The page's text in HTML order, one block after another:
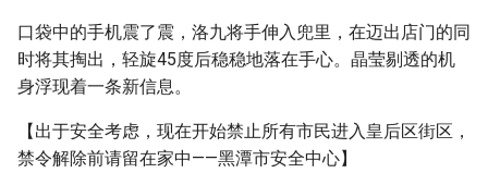
口袋中的手机震了震，洛九将手伸入兜里，在迈出店门的同
时将其掏出，轻旋45度后稳稳地落在手心。晶莹剔透的机
身浮现着一条新信息。
【出于安全考虑，现在开始禁止所有市民进入皇后区街区，
禁令解除前请留在家中——黑潭市安全中心】